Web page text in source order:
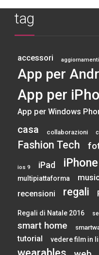
tag
accessori aggiornamenti
App per
App per
App per Windows
casa collaborazioni
Fashion Tech
ios 9 iPad iPhone
multipiattaforma
recensioni regali
Regali di Natale 2016
smart home
tutorial vedere film in